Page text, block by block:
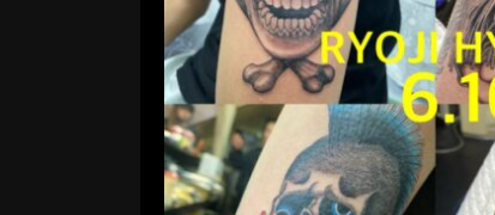
HIGH
コメント